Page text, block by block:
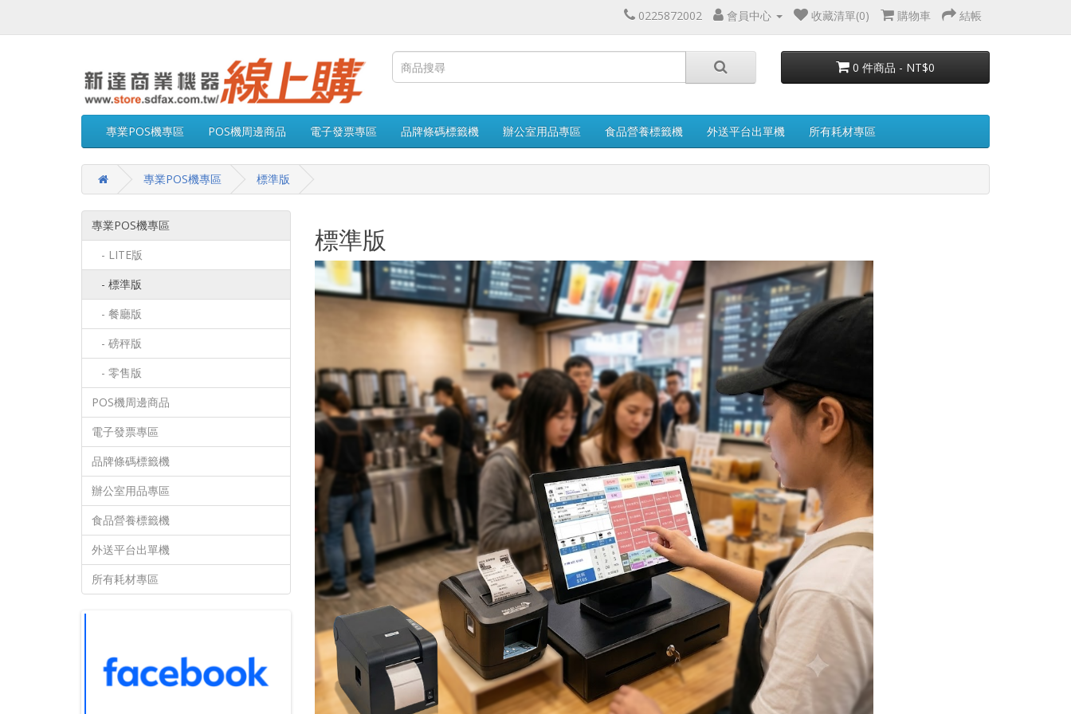
0225872002 會員中心 收藏清單(0) 購物車 結帳
0 件商品 - NT$0
專業POS機專區 POS機周邊商品 電子發票專區 品牌條碼標籤機 辦公室用品專區 食品營養標籤機 外送平台出單機 所有耗材專區
專業POS機專區 標準版
專業POS機專區
- LITE版
- 標準版
- 餐廳版
- 磅秤版
- 零售版
POS機周邊商品
電子發票專區
品牌條碼標籤機
辦公室用品專區
食品營養標籤機
外送平台出單機
所有耗材專區
標準版